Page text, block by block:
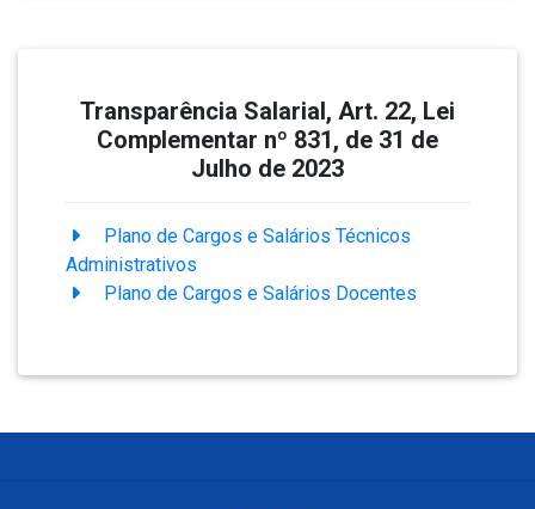
Transparência Salarial, Art. 22, Lei
Complementar nº 831, de 31 de
Julho de 2023
Plano de Cargos e Salários Técnicos
Administrativos
Plano de Cargos e Salários Docentes